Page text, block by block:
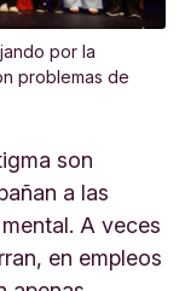
por la
problemas de
son
a las
A veces
en empleos